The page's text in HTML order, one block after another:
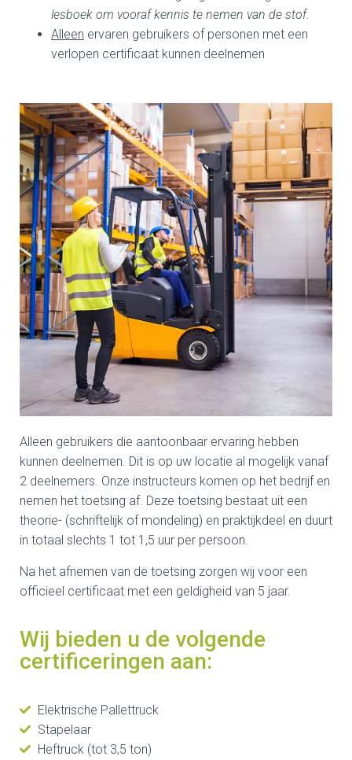
lesboek om vooraf kennis te nemen van de stof.
Alleen ervaren gebruikers of personen met een
verlopen certificaat kunnen deelnemen
Alleen gebruikers die aantoonbaar ervaring hebben
kunnen deelnemen. Dit is op uw locatie al mogelijk vanaf
2 deelnemers. Onze instructeurs komen op het bedrijf en
nemen het toetsing af. Deze toetsing bestaat uit een
theorie- (schriftelijk of mondeling) en praktijkdeel en duurt
in totaal slechts 1 tot 1,5 uur per persoon.
Na het afnemen van de toetsing zorgen wij voor een
officieel certificaat met een geldigheid van 5 jaar.
Wij bieden u de volgende
certificeringen aan:
Elektrische Pallettruck
Stapelaar
Heftruck (tot 3,5 ton)